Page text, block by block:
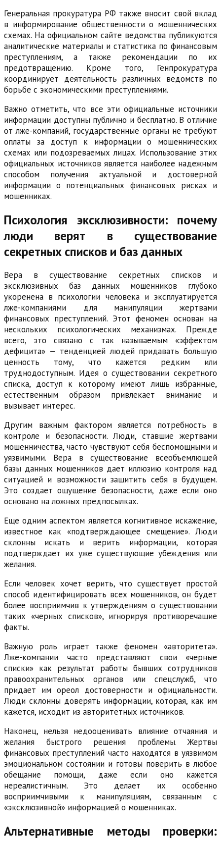
Генеральная прокуратура РФ также вносит свой вклад
в информирование общественности о мошеннических
схемах. На официальном сайте ведомства публикуются
аналитические материалы и статистика по финансовым
преступлениям, а также рекомендации по их
предотвращению. Кроме того, Генпрокуратура
координирует деятельность различных ведомств по
борьбе с экономическими преступлениями.
Важно отметить, что все эти официальные источники
информации доступны публично и бесплатно. В отличие
от лже-компаний, государственные органы не требуют
оплаты за доступ к информации о мошеннических
схемах или подозреваемых лицах. Использование этих
официальных источников является наиболее надежным
способом получения актуальной и достоверной
информации о потенциальных финансовых рисках и
мошенниках.
Психология эксклюзивности: почему
люди верят в существование
секретных списков и баз данных
Вера в существование секретных списков и
эксклюзивных баз данных мошенников глубоко
укоренена в психологии человека и эксплуатируется
лже-компаниями для манипуляции жертвами
финансовых преступлений. Этот феномен основан на
нескольких психологических механизмах. Прежде
всего, это связано с так называемым «эффектом
дефицита» — тенденцией людей придавать большую
ценность тому, что кажется редким или
труднодоступным. Идея о существовании секретного
списка, доступ к которому имеют лишь избранные,
естественным образом привлекает внимание и
вызывает интерес.
Другим важным фактором является потребность в
контроле и безопасности. Люди, ставшие жертвами
мошенничества, часто чувствуют себя беспомощными и
уязвимыми. Вера в существование всеобъемлющей
базы данных мошенников дает иллюзию контроля над
ситуацией и возможности защитить себя в будущем.
Это создает ощущение безопасности, даже если оно
основано на ложных предпосылках.
Еще одним аспектом является когнитивное искажение,
известное как «подтверждающее смещение». Люди
склонны искать и верить информации, которая
подтверждает их уже существующие убеждения или
желания.
Если человек хочет верить, что существует простой
способ идентифицировать всех мошенников, он будет
более восприимчив к утверждениям о существовании
таких «черных списков», игнорируя противоречащие
факты.
Важную роль играет также феномен «авторитета».
Лже-компании часто представляют свои «черные
списки» как результат работы бывших сотрудников
правоохранительных органов или спецслужб, что
придает им ореол достоверности и официальности.
Люди склонны доверять информации, которая, как им
кажется, исходит из авторитетных источников.
Наконец, нельзя недооценивать влияние отчаяния и
желания быстрого решения проблемы. Жертвы
финансовых преступлений часто находятся в уязвимом
эмоциональном состоянии и готовы поверить в любое
обещание помощи, даже если оно кажется
нереалистичным. Это делает их особенно
восприимчивыми к манипуляциям, связанным с
«эксклюзивной» информацией о мошенниках.
Альтернативные методы проверки: